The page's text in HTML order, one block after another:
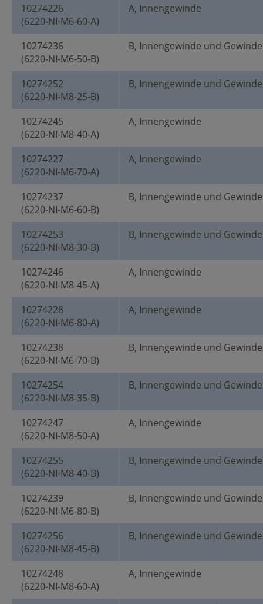
10274226
(6220-NI-M6-60-A)
A, Innengewinde
10274236
(6220-NI-M6-50-B)
B, Innengewinde und
10274252
(6220-NI-M8-25-B)
B, Innengewinde und
10274245
(6220-NI-M8-40-A)
A, Innengewinde
10274227
(6220-NI-M6-70-A)
A, Innengewinde
10274237
(6220-NI-M6-60-B)
B, Innengewinde und
10274253
(6220-NI-M8-30-B)
B, Innengewinde und
10274246
(6220-NI-M8-45-A)
A, Innengewinde
10274228
(6220-NI-M6-80-A)
A, Innengewinde
10274238
(6220-NI-M6-70-B)
B, Innengewinde und
10274254
(6220-NI-M8-35-B)
B, Innengewinde und
10274247
(6220-NI-M8-50-A)
A, Innengewinde
10274255
(6220-NI-M8-40-B)
B, Innengewinde und
10274239
(6220-NI-M6-80-B)
B, Innengewinde und
10274256
(6220-NI-M8-45-B)
B, Innengewinde und
10274248
(6220-NI-M8-60-A)
A, Innengewinde